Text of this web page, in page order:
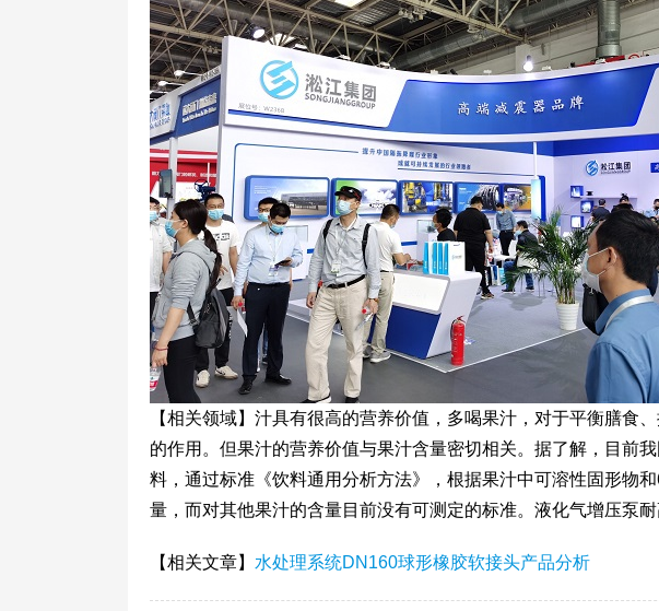
【相关领域】汁具有很高的营养价值，多喝果汁，对于平衡膳食
的作用。但果汁的营养价值与果汁含量密切相关。据了解，目前
料，通过标准《饮料通用分析方法》，根据果汁中可溶性固形物
量，而对其他果汁的含量目前没有可测定的标准。液化气增压泵耐
【相关文章】 水处理系统DN160球形橡胶软接头产品分析